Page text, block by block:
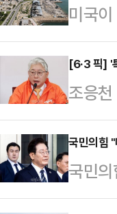
미국
가 7일
재개
르무
IRIB
던 적
까지
시 이
[6·3 픽] '
조응
이에
저지
한계
후보
국민의힘
국민
히 넘